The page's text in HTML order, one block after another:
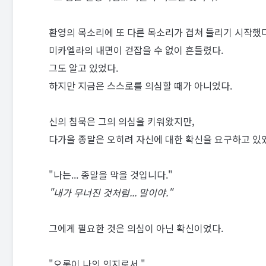
환영의 목소리에 또 다른 목소리가 겹쳐 들리기 시작했
미카엘라의 내면이 걷잡을 수 없이 흔들렸다.
그도 알고 있었다.
하지만 지금은 스스로를 의심할 때가 아니었다.
신의 침묵은 그의 의심을 키워왔지만,
다가올 종말은 오히려 자신에 대한 확신을 요구하고 있
"나는... 종말을 막을 것입니다."
"내가 무너진 것처럼... 말이야."
그에게 필요한 것은 의심이 아닌 확신이었다.